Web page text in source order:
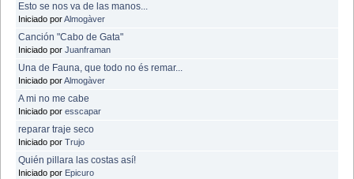
Esto se nos va de las manos...
Iniciado porAlmogàver
Canción "Cabo de Gata"
Iniciado por Juanframan
Una de Fauna, que todo no és remar...
Iniciado porAlmogàver
A mi no me cabe
Iniciado por esscapar
reparar traje seco
Iniciado por Trujo
Quién pillara las costas así!
Iniciado por Epicuro